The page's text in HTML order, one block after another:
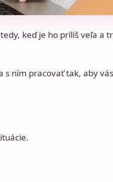
keď je ho príliš veľa a
s ním pracovať tak, aby